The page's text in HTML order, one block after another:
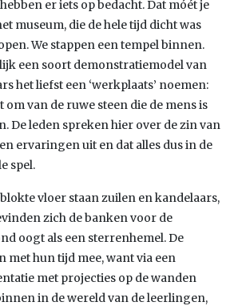
er iets op bedacht. Dat móét je
museum, die de hele tijd dicht was
We stappen een tempel binnen.
een soort demonstratiemodel van
het liefst een ‘werkplaats’ noemen:
van de ruwe steen die de mens is
De leden spreken hier over de zin van
ervaringen uit en dat alles dus in de
spel.
vloer staan zuilen en kandelaars,
zich de banken voor de
oogt als een sterrenhemel. De
met hun tijd mee, want via een
met projecties op de wanden
in de wereld van de leerlingen,